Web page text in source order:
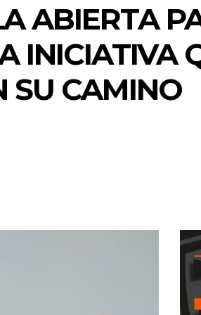
ABIERTA
INICIATIVA
SU CAMINO